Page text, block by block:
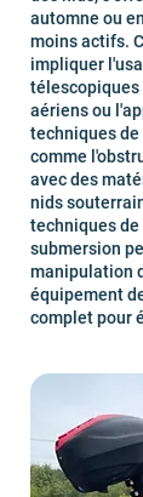
automne ou
moins actifs.
impliquer
télescopiques
aériens ou
techniques
comme
avec des
nids
techniques de
submersion
manipulation
équipement
complet pour